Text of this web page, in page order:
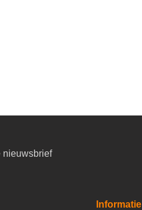
nieuwsbrief
Informatie